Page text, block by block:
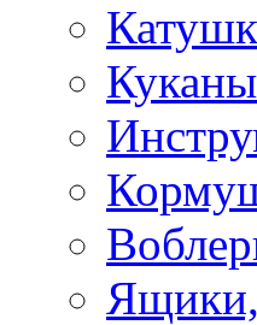
Куканы